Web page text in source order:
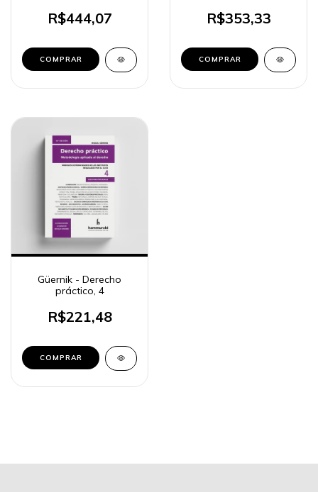
R$444,07
COMPRAR
R$353,33
Güernik - Derecho
práctico, 4
R$221,48
COMPRAR